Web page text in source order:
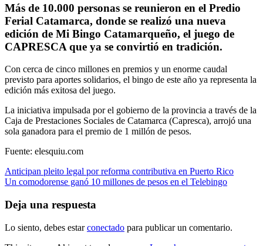
Más de 10.000 personas se reunieron en el Predio
Ferial Catamarca, donde se realizó una nueva
edición de Mi Bingo Catamarqueño, el juego de
CAPRESCA que ya se convirtió en tradición.
Con cerca de cinco millones en premios y un enorme caudal
previsto para aportes solidarios, el bingo de este año ya representa la
edición más exitosa del juego.
La iniciativa impulsada por el gobierno de la provincia a través de la
Caja de Prestaciones Sociales de Catamarca (Capresca), arrojó una
sola ganadora para el premio de 1 millón de pesos.
Fuente: elesquiu.com
Navegación
de
entradas
Anticipan pleito legal por reforma contributiva en Puerto Rico
Un comodorense ganó 10 millones de pesos en el Telebingo
Deja una respuesta
Lo siento, debes estarconectado para publicar un comentario.